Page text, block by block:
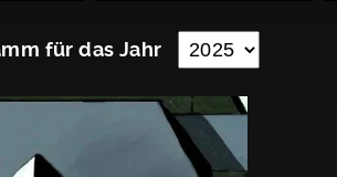
für das Jahr